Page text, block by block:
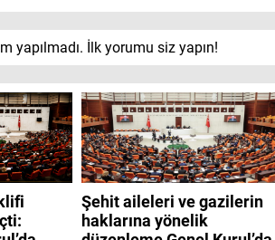
yapılmadı. İlk yorumu siz yapın!
Şehit aileleri ve gazilerin
haklarına yönelik